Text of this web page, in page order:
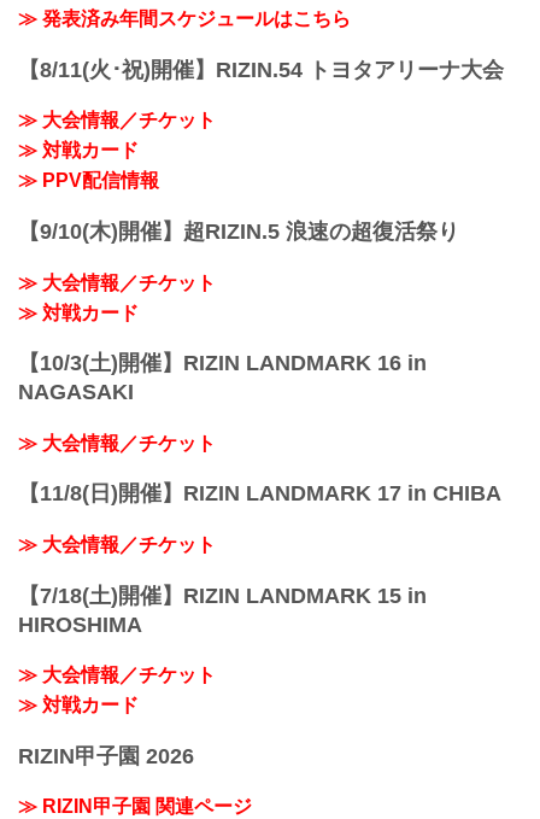
マネルがUFCへ行かなかったかも」と話
話が及ぶと、海が「あの試合に出ておけ
信には榊原信行CEOとRIZINアンバサダ
ーのくるみが出演。現状の状況やどんな
風に過ごしているのかなどを話した。
今回のライブ配信ではYoutubeの
技の祭典”について語って欲しい」とい
う...
≫ 発表済み年間スケジュールはこちら
【8/11(火･祝)開催】RIZIN.54 トヨタアリーナ大会
≫ 大会情報／チケット
≫ 対戦カード
≫ PPV配信情報
【9/10(木)開催】超RIZIN.5 浪速の超復活祭り
≫ 大会情報／チケット
≫ 対戦カード
【10/3(土)開催】RIZIN LANDMARK 16 in
NAGASAKI
≫ 大会情報／チケット
【11/8(日)開催】RIZIN LANDMARK 17 in CHIBA
≫ 大会情報／チケット
【7/18(土)開催】RIZIN LANDMARK 15 in
HIROSHIMA
≫ 大会情報／チケット
≫ 対戦カード
RIZIN甲子園 2026
≫ RIZIN甲子園 関連ページ